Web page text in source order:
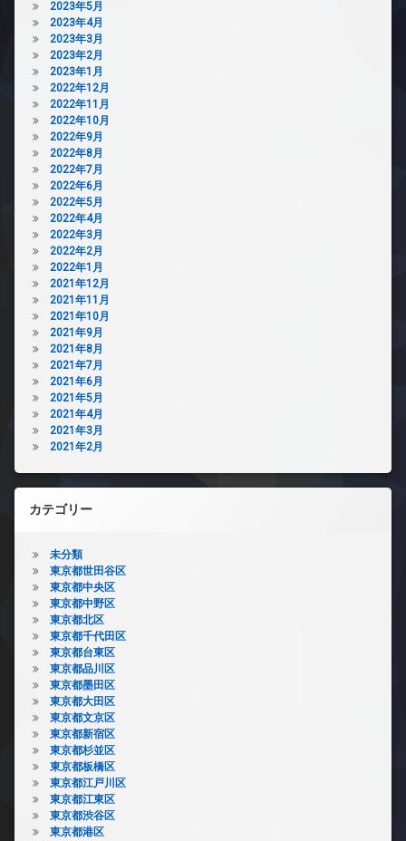
ク
ス
敷
地
内
ゴ
ミ
置
き
場
防
犯
カ
メ
ラ
駐
車
場
駐
輪
場
2023年5月
2023年4月
2023年3月
2023年2月
2023年1月
2022年12月
2022年11月
2022年10月
2022年9月
2022年8月
2022年7月
2022年6月
2022年5月
2022年4月
2022年3月
2022年2月
2022年1月
2021年12月
2021年11月
2021年10月
2021年9月
2021年8月
2021年7月
2021年6月
2021年5月
2021年4月
2021年3月
2021年2月
カテゴリー
未分類
東京都世田谷区
東京都中央区
東京都中野区
東京都北区
東京都千代田区
東京都台東区
東京都品川区
東京都墨田区
東京都大田区
東京都文京区
東京都新宿区
東京都杉並区
東京都板橋区
東京都江戸川区
東京都江東区
東京都渋谷区
東京都港区